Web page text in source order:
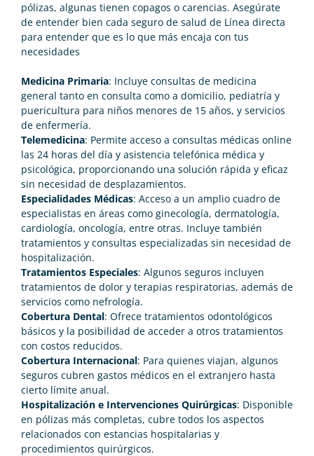
pólizas, algunas tienen copagos o carencias. Asegúrate
de entender bien cada seguro de salud de Línea directa
para entender que es lo que más encaja con tus
necesidades
Medicina Primaria: Incluye consultas de medicina
general tanto en consulta como a domicilio, pediatría y
puericultura para niños menores de 15 años, y servicios
de enfermería.
Telemedicina: Permite acceso a consultas médicas online
las 24 horas del día y asistencia telefónica médica y
psicológica, proporcionando una solución rápida y eficaz
sin necesidad de desplazamientos.
Especialidades Médicas: Acceso a un amplio cuadro de
especialistas en áreas como ginecología, dermatología,
cardiología, oncología, entre otras. Incluye también
tratamientos y consultas especializadas sin necesidad de
hospitalización.
Tratamientos Especiales: Algunos seguros incluyen
tratamientos de dolor y terapias respiratorias, además de
servicios como nefrología.
Cobertura Dental: Ofrece tratamientos odontológicos
básicos y la posibilidad de acceder a otros tratamientos
con costos reducidos.
Cobertura Internacional: Para quienes viajan, algunos
seguros cubren gastos médicos en el extranjero hasta
cierto límite anual.
Hospitalización e Intervenciones Quirúrgicas: Disponible
en pólizas más completas, cubre todos los aspectos
relacionados con estancias hospitalarias y
procedimientos quirúrgicos.